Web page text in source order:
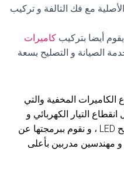
مع فك التالفة و تركيب
أيضا بتركيب كاميرات
الصيانة و التصليح بسعة
الكاميرات المخفية والتي
التيار الكهربائي و
تتميز بالدقة العالية و مزودة بمصابيح LED ، و نقوم ببرمجتها عن
مهندسين مدربين بأعلى